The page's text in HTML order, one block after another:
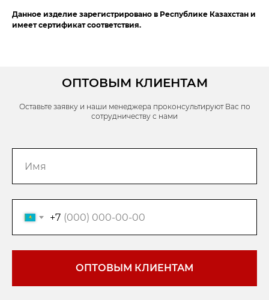
Данное изделие зарегистрировано в Республике Казахстан и
имеет сертификат соответствия.
ОПТОВЫМ КЛИЕНТАМ
Оставьте заявку и наши менеджера проконсультируют Вас по
сотрудничеству с нами
+7
ОПТОВЫМ КЛИЕНТАМ